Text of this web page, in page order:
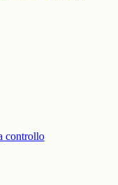
controllo